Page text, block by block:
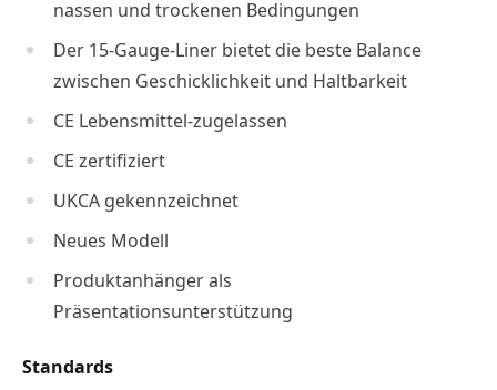
nassen und trockenen Bedingungen
Der 15-Gauge-Liner bietet die beste Balance
zwischen Geschicklichkeit und Haltbarkeit
CE Lebensmittel-zugelassen
CE zertifiziert
UKCA gekennzeichnet
Neues Modell
Produktanhänger als
Präsentationsunterstützung
Standards